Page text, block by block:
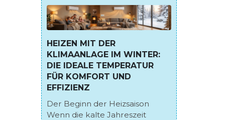
HEIZEN MIT DER
KLIMAANLAGE IM WINTER:
DIE IDEALE TEMPERATUR
FÜR KOMFORT UND
EFFIZIENZ
Der Beginn der Heizsaison
Wenn die kalte Jahreszeit